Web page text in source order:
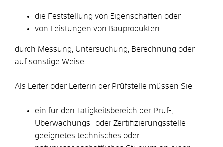
die Feststellung von Eigenschaften oder
von Leistungen von Bauprodukten
durch Messung, Untersuchung, Berechnung oder
auf sonstige Weise.
Als Leiter oder Leiterin der Prüfstelle müssen Sie
ein für den Tätigkeitsbereich der Prüf-,
Überwachungs- oder Zertifizierungsstelle
geeignetes technisches oder